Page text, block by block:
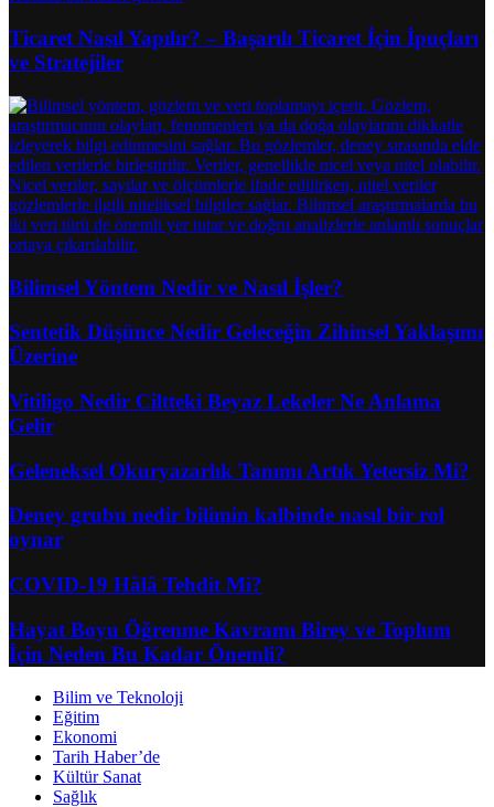
Ticaret Nasıl Yapılır? – Başarılı Ticaret İçin İpuçları
ve Stratejiler
Bilimsel Yöntem Nedir ve Nasıl İşler?
Sentetik Düşünce Nedir Geleceğin Zihinsel Yaklaşımı
Üzerine
Vitiligo Nedir Ciltteki Beyaz Lekeler Ne Anlama
Gelir
Geleneksel Okuryazarlık Tanımı Artık Yetersiz Mi?
Deney grubu nedir bilimin kalbinde nasıl bir rol
oynar
COVID-19 Hâlâ Tehdit Mi?
Hayat Boyu Öğrenme Kavramı Birey ve Toplum
İçin Neden Bu Kadar Önemli?
Bilim ve Teknoloji
Eğitim
Ekonomi
Tarih Haber’de
Kültür Sanat
Sağlık